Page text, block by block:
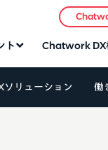
ト Chatwork DX
ソリューション 働